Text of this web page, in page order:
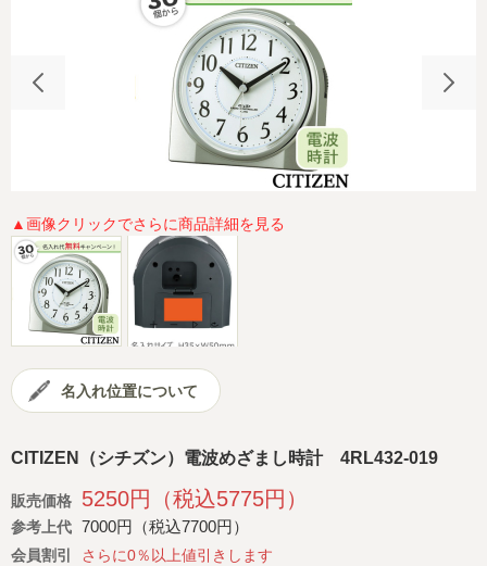
名入れについて
社会貢献活動 特定商取引法に基づく表記
著作権と推奨環境について プライバシーポリシー
会社概要
▲画像クリックでさらに商品詳細を見る
名入れ位置について
CITIZEN（シチズン）電波めざまし時計 4RL432-019
販売価格 5250円（税込5775円）
参考上代 7000円（税込7700円）
会員割引
さらに0％以上値引きします